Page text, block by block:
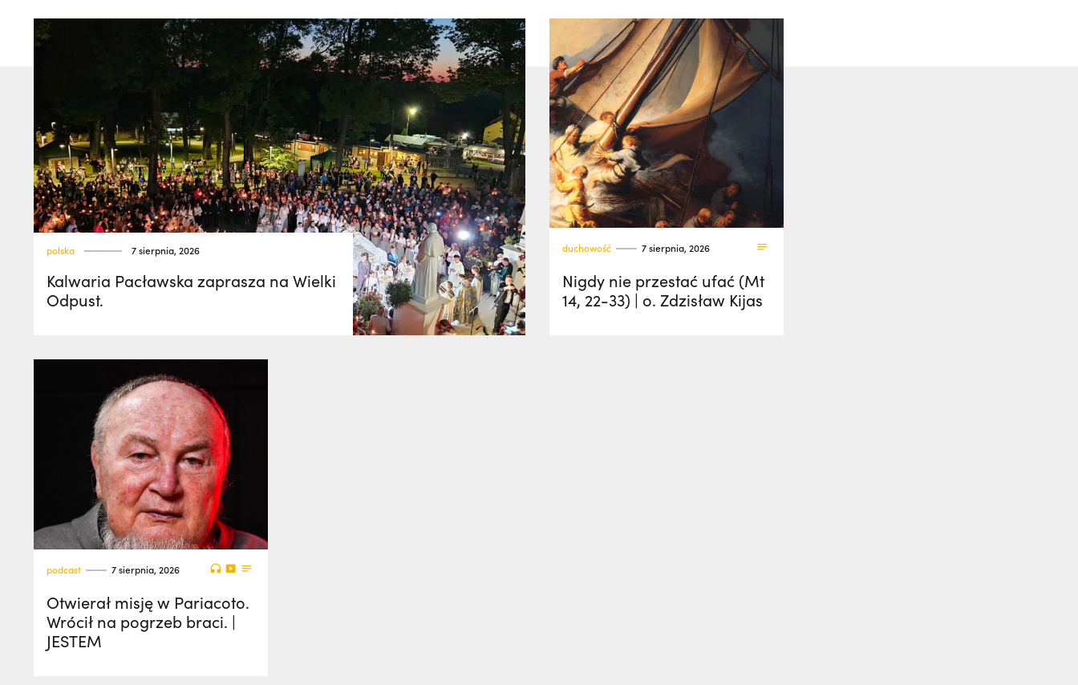
polska 7 sierpnia, 2026
Kalwaria Pacławska zaprasza na Wielki
Odpust.
duchowość 7 sierpnia, 2026
Nigdy nie przestać ufać (Mt
14, 22-33) | o. Zdzisław Kijas
podcast 7 sierpnia, 2026
Otwierał misję w Pariacoto.
Wrócił na pogrzeb braci. |
JESTEM